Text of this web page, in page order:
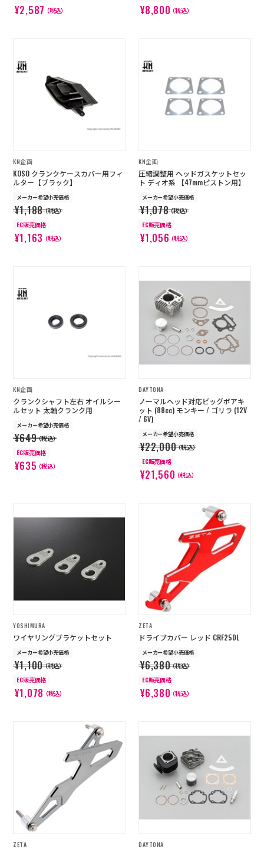
¥2,587（税込） ¥8,800（税込）
KN企画
KOSO クランクケースカバー用フィ
ルター【ブラック】
メーカー希望小売価格
¥1,188（税込）
EC販売価格
¥1,163（税込）
KN企画
圧縮調整用 ヘッドガスケットセッ
ト ディオ系 【47mmピストン用】
メーカー希望小売価格
¥1,078（税込）
EC販売価格
¥1,056（税込）
KN企画
クランクシャフト左右 オイルシー
ルセット 太軸クランク用
メーカー希望小売価格
¥649（税込）
EC販売価格
¥635（税込）
DAYTONA
ノーマルヘッド対応ビッグボアキ
ット (88cc) モンキー / ゴリラ (12V
/ 6V)
メーカー希望小売価格
¥22,000（税込）
EC販売価格
¥21,560（税込）
YOSHIMURA
ワイヤリングブラケットセット
メーカー希望小売価格
¥1,100（税込）
EC販売価格
¥1,078（税込）
ZETA
ドライブカバー レッド CRF250L
メーカー希望小売価格
¥6,380（税込）
EC販売価格
¥6,380（税込）
ZETA DAYTONA